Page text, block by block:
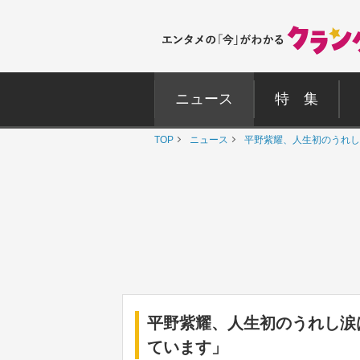
ニュース 特 集
TOP ニュース 平野紫耀、人生初のうれ
平野紫耀、人生初のうれし
ています」